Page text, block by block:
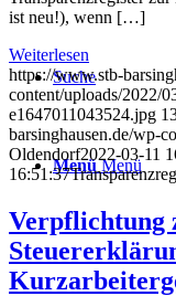
Suche
Menü Menü
ist neu!), wenn […]
Weiterlesen
https://www.stb-
content/uploads/2022/
e1647011043524.jpg
barsinghausen.de/wp-
Oldendorf2022-03-11
16:51:37
Verpflichtung